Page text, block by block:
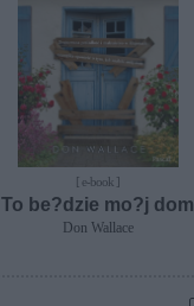
[ e-book ]
To be?dzie mo?j dom
Don Wallace